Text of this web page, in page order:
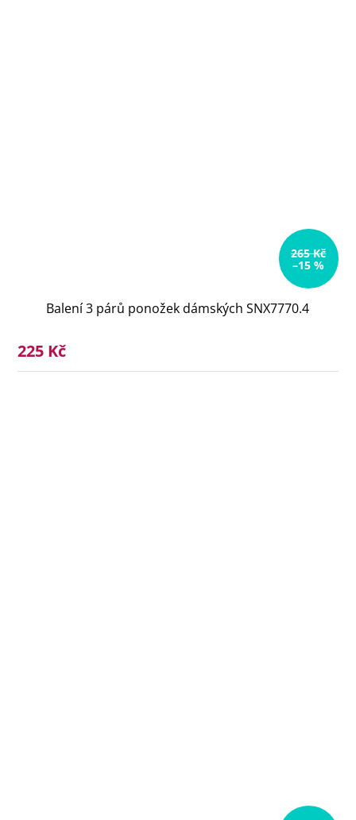
265 Kč
–15 %
Balení 3 párů ponožek dámských SNX7770.4
225 Kč